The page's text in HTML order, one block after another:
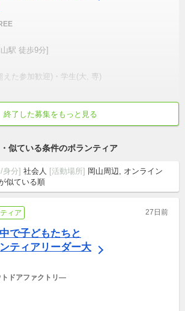
駅 徒歩9分]
えた参加歓迎)・学生(大, 専)
仕事終わりから参加
交通費支給
終了した募集をもっと見る
似ている条件のボランティア
身分] 社会人 [活動場所] 岡山周辺, オンライン
似ている順
ィア 27日前
で子どもたちと
ティアリーダー大
トドアファクトリ―